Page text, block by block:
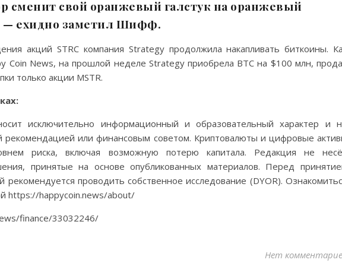
сменит свой оранжевый галстук на оранжевый
— ехидно заметил Шифф.
акций STRC компания Strategy продолжила накапливать биткоины.
Coin News, на прошлой неделе Strategy приобрела BTC на $100 млн,
только акции MSTR.
исключительно информационный и образовательный характер и
рекомендацией или финансовым советом. Криптовалюты и цифровые
риска, включая возможную потерю капитала. Редакция не
принятые на основе опубликованных материалов. Перед
проводить собственное исследование (DYOR).
https://happycoin.news/about/
finance/33032246/
Нет